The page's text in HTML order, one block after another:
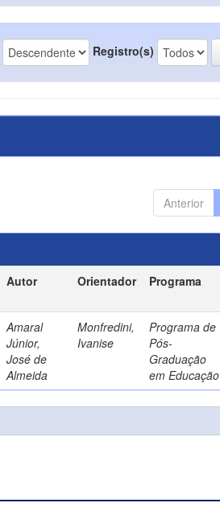
Registro(s)
Anterior
Autor Orientador Programa
Amaral
Júnior,
José de
Almeida
Monfredini,
Ivanise
Programa de
Pós-
Graduação
em Educação